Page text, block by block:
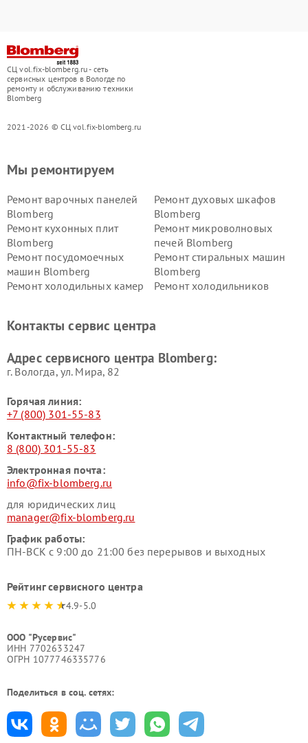
СЦ vol.fix-blomberg.ru - сеть
сервисных центров в Вологде по
ремонту и обслуживанию техники
Blomberg
2021-2026 © СЦ vol.fix-blomberg.ru
Мы ремонтируем
Ремонт варочных панелей
Blomberg
Ремонт духовых шкафов
Blomberg
Ремонт кухонных плит
Blomberg
Ремонт микроволновых
печей Blomberg
Ремонт посудомоечных
машин Blomberg
Ремонт стиральных машин
Blomberg
Ремонт холодильных камер
Ремонт холодильников
Контакты сервис центра
Адрес сервисного центра Blomberg:
г. Вологда, ул. Мира, 82
Горячая линия:
+7 (800) 301-55-83
Контактный телефон:
8 (800) 301-55-83
Электронная почта:
info@fix-blomberg.ru
для юридических лиц
manager@fix-blomberg.ru
График работы:
ПН-ВСК с 9:00 до 21:00 без перерывов и выходных
Рейтинг сервисного центра
4.9-5.0
ООО "Русервис"
ИНН 7702633247
ОГРН 1077746335776
Поделиться в соц. сетях: